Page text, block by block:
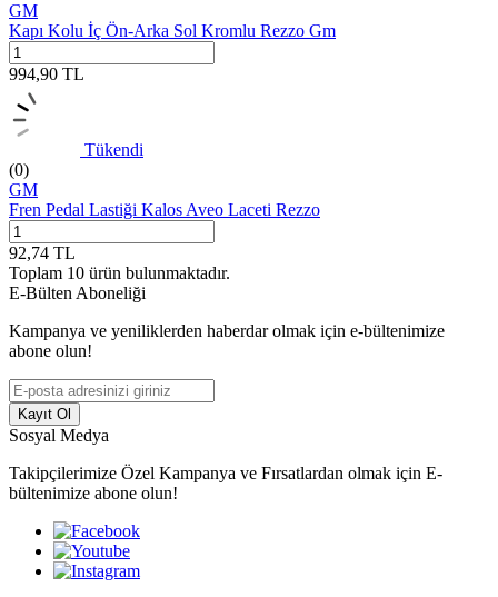
GM
Kapı Kolu İç Ön-Arka Sol Kromlu Rezzo Gm
994,90 TL
Tükendi
(0)
GM
Fren Pedal Lastiği Kalos Aveo Laceti Rezzo
92,74 TL
Toplam 10 ürün bulunmaktadır.
E-Bülten Aboneliği
Kampanya ve yeniliklerden haberdar olmak için e-bültenimize
abone olun!
Kayıt Ol
Sosyal Medya
Takipçilerimize Özel Kampanya ve Fırsatlardan olmak için E-
bültenimize abone olun!